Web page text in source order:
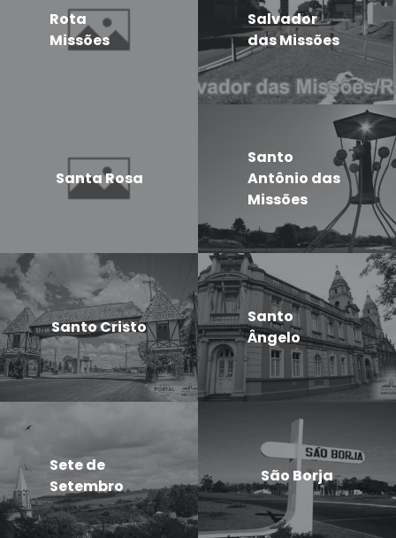
Rota
Missões
Salvador
das Missões
Santa Rosa
Santo
Antônio das
Missões
Santo Cristo
Santo
Ângelo
Sete de
Setembro
São Borja